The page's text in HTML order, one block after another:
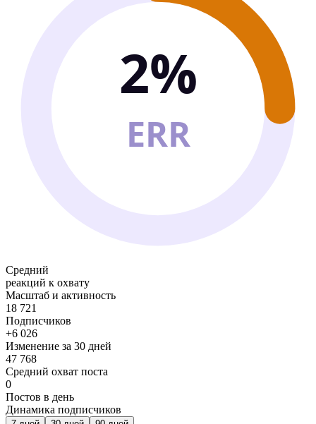
2%
ERR
Средний
реакций к охвату
Масштаб и активность
18 721
Подписчиков
+6 026
Изменение за 30 дней
47 768
Средний охват поста
0
Постов в день
Динамика подписчиков